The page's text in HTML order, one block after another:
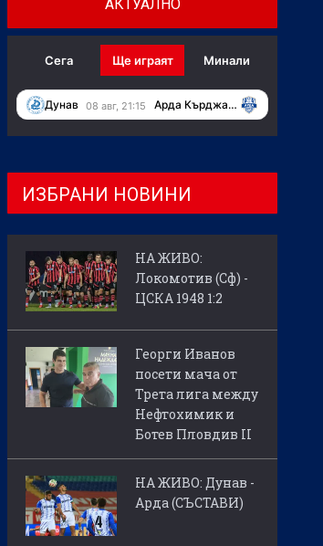
АКТУАЛНО
Сега Ще играят Минали
Дунав 08 авг, 21:15 Арда Кърджали
ИЗБРАНИ НОВИНИ
НА ЖИВО:
Локомотив (Сф) -
ЦСКА 1948 1:2
Георги Иванов
посети мача от
Трета лига между
Нефтохимик и
Ботев Пловдив II
НА ЖИВО: Дунав -
Арда (СЪСТАВИ)